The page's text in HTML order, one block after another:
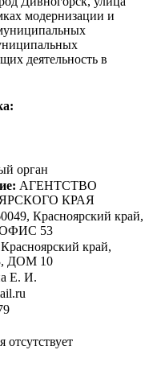
модернизации и
деятельность в
орган
АГЕНТСТВО
КРАЯ
Красноярский край,
53
край,
ДОМ 10
Е. И.